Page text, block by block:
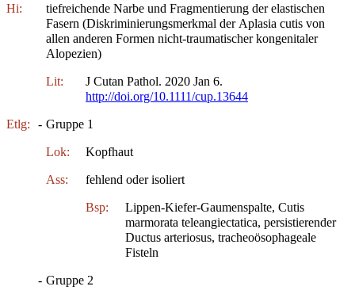
Hi:
tiefreichende Narbe und Fragmentierung der elastischen
Fasern (Diskriminierungsmerkmal der Aplasia cutis von
allen anderen Formen nicht-traumatischer kongenitaler
Alopezien)
Lit:
J Cutan Pathol. 2020 Jan 6.
http://doi.org/10.1111/cup.13644
Etlg: - Gruppe 1
Lok: Kopfhaut
Ass: fehlend oder isoliert
Bsp:
Lippen-Kiefer-Gaumenspalte, Cutis
marmorata teleangiectatica, persistierender
Ductus arteriosus, tracheoösophageale
Fisteln
- Gruppe 2